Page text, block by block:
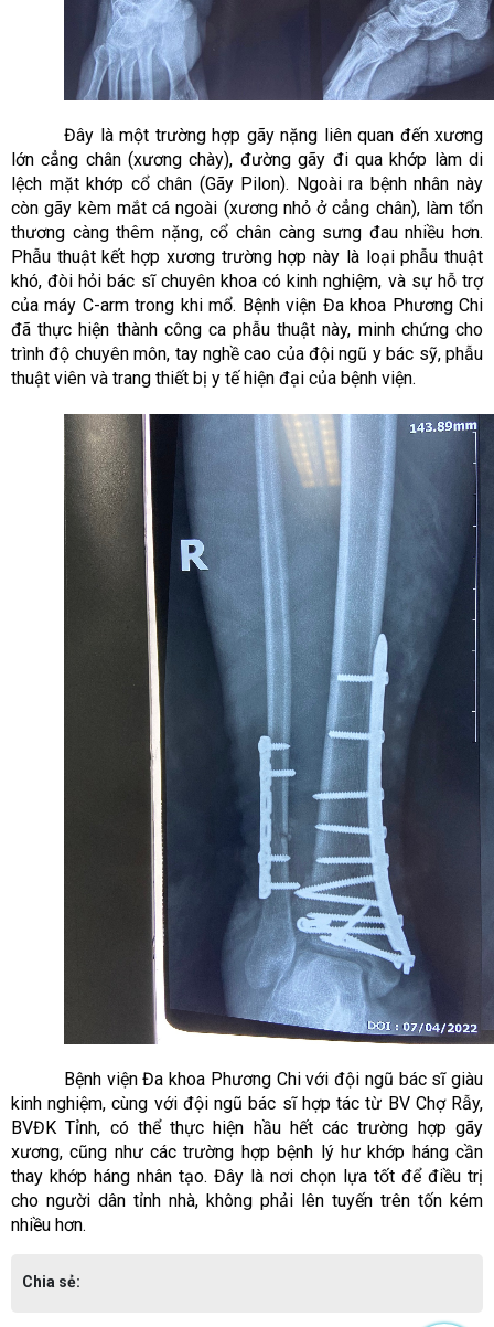
Đây là một trường hợp gãy nặng liên quan đến xương
lớn cẳng chân (xương chày), đường gãy đi qua khớp làm di
lệch mặt khớp cổ chân (Gãy Pilon). Ngoài ra bệnh nhân này
còn gãy kèm mắt cá ngoài (xương nhỏ ở cẳng chân), làm tổn
thương càng thêm nặng, cổ chân càng sưng đau nhiều hơn.
Phẫu thuật kết hợp xương trường hợp này là loại phẫu thuật
khó, đòi hỏi bác sĩ chuyên khoa có kinh nghiệm, và sự hỗ trợ
của máy C-arm trong khi mổ. Bệnh viện Đa khoa Phương Chi
đã thực hiện thành công ca phẫu thuật này, minh chứng cho
trình độ chuyên môn, tay nghề cao của đội ngũ y bác sỹ, phẫu
thuật viên và trang thiết bị y tế hiện đại của bệnh viện.
Bệnh viện Đa khoa Phương Chi với đội ngũ bác sĩ giàu
kinh nghiệm, cùng với đội ngũ bác sĩ hợp tác từ BV Chợ Rẫy,
BVĐK Tỉnh, có thể thực hiện hầu hết các trường hợp gãy
xương, cũng như các trường hợp bệnh lý hư khớp háng cần
thay khớp háng nhân tạo. Đây là nơi chọn lựa tốt để điều trị
cho người dân tỉnh nhà, không phải lên tuyến trên tốn kém
nhiều hơn.
Chia sẻ: